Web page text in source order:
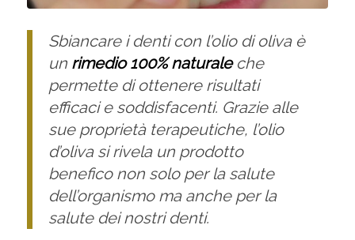
Sbiancare i denti con l’olio di oliva è
un rimedio 100% naturaleche
permette di ottenere risultati
efficaci e soddisfacenti. Grazie alle
sue proprietà terapeutiche, l’olio
d’oliva si rivela un prodotto
benefico non solo per la salute
dell’organismo ma anche per la
salute dei nostri denti.